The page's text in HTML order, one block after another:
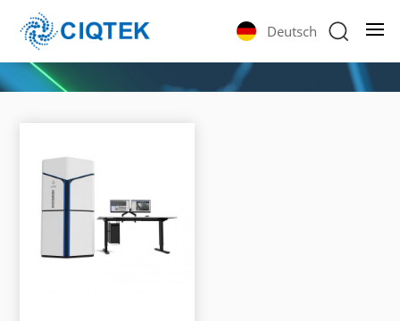
Deutsch